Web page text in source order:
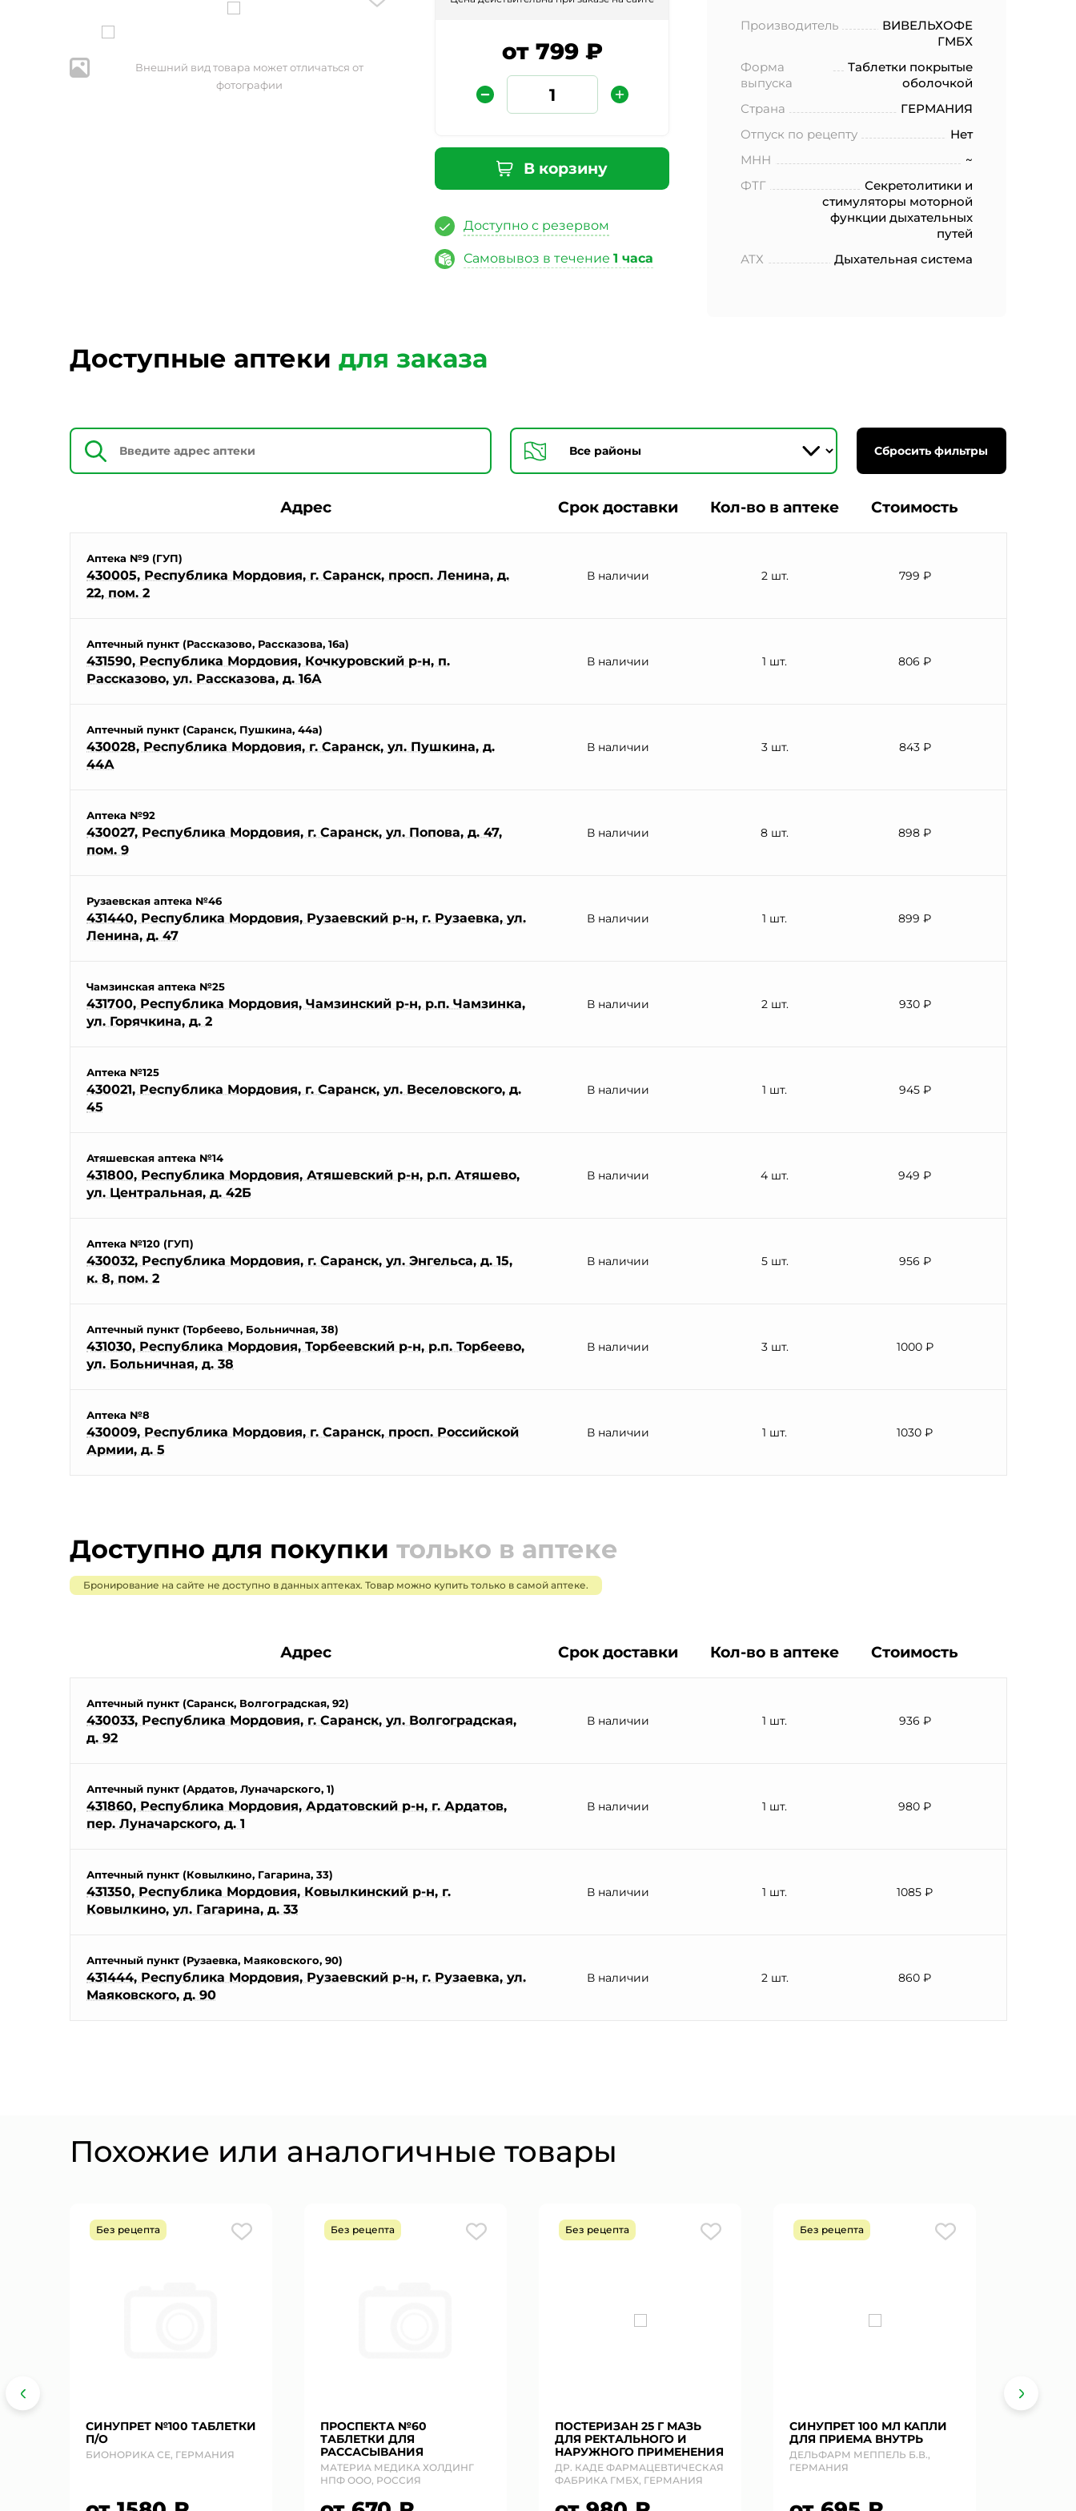
Внешний вид товара может отличаться от
фотографии
от 799 ₽
В корзину
Доступно с резервом
Самовывоз в течение1 часа
Производитель
ВИВЕЛЬХОФЕ
ГМБХ
Форма
выпуска
Таблетки покрытые
оболочкой
Страна
ГЕРМАНИЯ
Отпуск по рецепту
Нет
МНН
~
ФТГ
Секретолитики и
стимуляторы моторной
функции дыхательных
путей
АТХ
Дыхательная система
Доступные аптеки для заказа
Сбросить фильтры
Адрес Срок доставки Кол-во в аптеке Стоимость
Аптека №9 (ГУП)
430005, Республика Мордовия, г. Саранск, просп. Ленина, д.
22, пом. 2
В наличии 2 шт. 799 ₽
Аптечный пункт (Рассказово, Рассказова, 16а)
431590, Республика Мордовия, Кочкуровский р-н, п.
Рассказово, ул. Рассказова, д. 16А
В наличии 1 шт. 806 ₽
Аптечный пункт (Саранск, Пушкина, 44а)
430028, Республика Мордовия, г. Саранск, ул. Пушкина, д.
44А
В наличии 3 шт. 843 ₽
Аптека №92
430027, Республика Мордовия, г. Саранск, ул. Попова, д. 47,
пом. 9
В наличии 8 шт. 898 ₽
Рузаевская аптека №46
431440, Республика Мордовия, Рузаевский р-н, г. Рузаевка, ул.
Ленина, д. 47
В наличии 1 шт. 899 ₽
Чамзинская аптека №25
431700, Республика Мордовия, Чамзинский р-н, р.п. Чамзинка,
ул. Горячкина, д. 2
В наличии 2 шт. 930 ₽
Аптека №125
430021, Республика Мордовия, г. Саранск, ул. Веселовского, д.
45
В наличии 1 шт. 945 ₽
Атяшевская аптека №14
431800, Республика Мордовия, Атяшевский р-н, р.п. Атяшево,
ул. Центральная, д. 42Б
В наличии 4 шт. 949 ₽
Аптека №120 (ГУП)
430032, Республика Мордовия, г. Саранск, ул. Энгельса, д. 15,
к. 8, пом. 2
В наличии 5 шт. 956 ₽
Аптечный пункт (Торбеево, Больничная, 38)
431030, Республика Мордовия, Торбеевский р-н, р.п. Торбеево,
ул. Больничная, д. 38
В наличии 3 шт. 1000 ₽
Аптека №8
430009, Республика Мордовия, г. Саранск, просп. Российской
Армии, д. 5
В наличии 1 шт. 1030 ₽
Доступно для покупки только в аптеке
Бронирование на сайте не доступно в данных аптеках. Товар можно купить только в самой аптеке.
Адрес Срок доставки Кол-во в аптеке Стоимость
Аптечный пункт (Саранск, Волгоградская, 92)
430033, Республика Мордовия, г. Саранск, ул. Волгоградская,
д. 92
В наличии 1 шт. 936 ₽
Аптечный пункт (Ардатов, Луначарского, 1)
431860, Республика Мордовия, Ардатовский р-н, г. Ардатов,
пер. Луначарского, д. 1
В наличии 1 шт. 980 ₽
Аптечный пункт (Ковылкино, Гагарина, 33)
431350, Республика Мордовия, Ковылкинский р-н, г.
Ковылкино, ул. Гагарина, д. 33
В наличии 1 шт. 1085 ₽
Аптечный пункт (Рузаевка, Маяковского, 90)
431444, Республика Мордовия, Рузаевский р-н, г. Рузаевка, ул.
Маяковского, д. 90
В наличии 2 шт. 860 ₽
Похожие или аналогичные товары
Без рецепта
СИНУПРЕТ №100 ТАБЛЕТКИ
П/О
БИОНОРИКА СЕ, ГЕРМАНИЯ
Без рецепта
ПРОСПЕКТА №60
ТАБЛЕТКИ ДЛЯ
РАССАСЫВАНИЯ
МАТЕРИА МЕДИКА ХОЛДИНГ
НПФ ООО, РОССИЯ
Без рецепта
ПОСТЕРИЗАН 25 Г МАЗЬ
ДЛЯ РЕКТАЛЬНОГО И
НАРУЖНОГО ПРИМЕНЕНИЯ
ДР. КАДЕ ФАРМАЦЕВТИЧЕСКАЯ
ФАБРИКА ГМБХ, ГЕРМАНИЯ
Без рецепта
СИНУПРЕТ 100 МЛ КАПЛИ
ДЛЯ ПРИЕМА ВНУТРЬ
ДЕЛЬФАРМ МЕППЕЛЬ Б.В.,
ГЕРМАНИЯ
Защита от автоматических сообщений
Введите слово на картинке*
Согласии на обработку персональных данных *